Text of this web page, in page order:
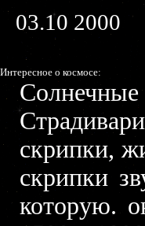
03.10 2000
Интересное о космосе:
скрипки,
скрипки
которую.